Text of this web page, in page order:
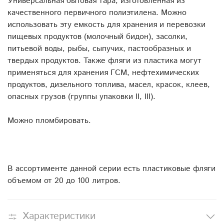
качественного первичного полиэтилена. Можно
использовать эту емкость для хранения и перевозки
пищевых продуктов (молочный бидон), засолки,
питьевой воды, рыбы, сыпучих, пастообразных и
твердых продуктов. Также фляги из пластика могут
применяться для хранения ГСМ, нефтехимических
продуктов, дизельного топлива, масел, красок, клеев,
опасных грузов (группы упаковки II, III).
Можно пломбировать.
В ассортименте данной серии есть пластиковые фляги
объемом от 20 до 100 литров.
Характеристики